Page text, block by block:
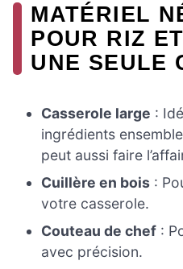
MATÉRIEL
POUR RIZ
UNE SEULE
Casserole large :
ingrédients
peut aussi faire
Cuillère en bois :
votre casserole.
Couteau de chef :
avec précision.